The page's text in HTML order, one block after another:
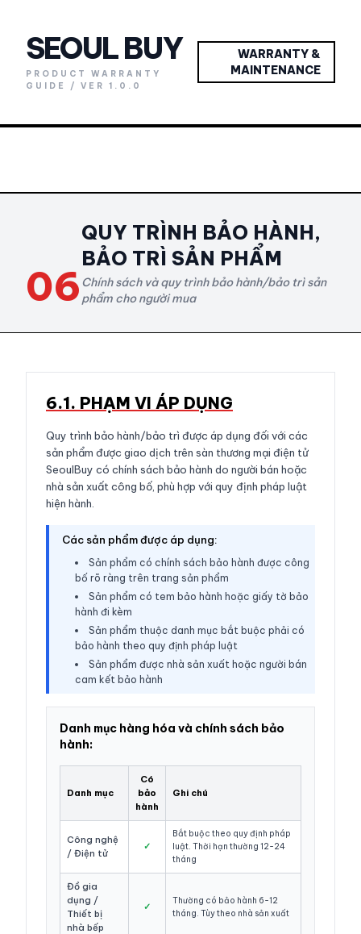
SEOUL BUY
PRODUCT WARRANTY
GUIDE / VER 1.0.0
WARRANTY &
MAINTENANCE
06
QUY TRÌNH BẢO HÀNH,
BẢO TRÌ SẢN PHẨM
Chính sách và quy trình bảo hành/bảo trì sản
phẩm cho người mua
6.1. PHẠM VI ÁP DỤNG
Quy trình bảo hành/bảo trì được áp dụng đối với các
sản phẩm được giao dịch trên sàn thương mại điện tử
SeoulBuy có chính sách bảo hành do người bán hoặc
nhà sản xuất công bố, phù hợp với quy định pháp luật
hiện hành.
Các sản phẩm được áp dụng:
Sản phẩm có chính sách bảo hành được công
bố rõ ràng trên trang sản phẩm
Sản phẩm có tem bảo hành hoặc giấy tờ bảo
hành đi kèm
Sản phẩm thuộc danh mục bắt buộc phải có
bảo hành theo quy định pháp luật
Sản phẩm được nhà sản xuất hoặc người bán
cam kết bảo hành
Danh mục hàng hóa và chính sách bảo
hành:
Danh mục
Có
bảo
hành
Ghi chú
Công nghệ
/ Điện tử
✓
Bắt buộc theo quy định pháp
luật. Thời hạn thường 12-24
tháng
Đồ gia
dụng /
Thiết bị
nhà bếp
✓
Thường có bảo hành 6-12
tháng. Tùy theo nhà sản xuất